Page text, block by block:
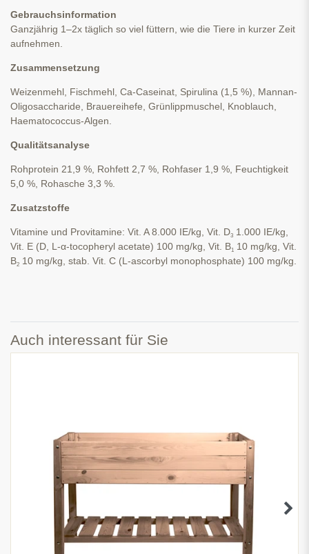
Gebrauchsinformation
Ganzjährig 1–2x täglich so viel füttern, wie die Tiere in kurzer Zeit
aufnehmen.
Zusammensetzung
Weizen­mehl, Fischmehl, Ca-Caseinat, Spirulina (1,5 %), Mannan-
Oligo­saccharide, Brauerei­hefe, Grün­lipp­muschel, Knoblauch,
Haematococcus-Algen.
Qualitätsanalyse
Rohprotein 21,9 %, Rohfett 2,7 %, Rohfaser 1,9 %, Feuchtigkeit
5,0 %, Rohasche 3,3 %.
Zusatzstoffe
Vitamine und Provitamine: Vit. A 8.000 IE/kg, Vit. D3 1.000 IE/kg,
Vit. E (D, L-α-tocopheryl acetate) 100 mg/kg, Vit. B1 10 mg/kg, Vit.
B2 10 mg/kg, stab. Vit. C (L-ascorbyl monophosphate) 100 mg/kg.
Auch interessant für Sie